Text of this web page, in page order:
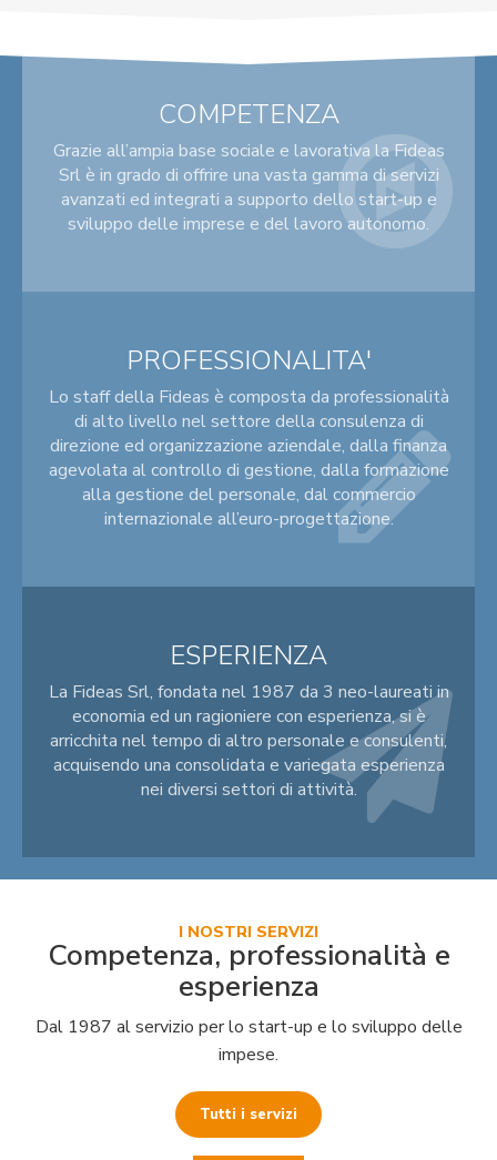
COMPETENZA
Grazie all’ampia base sociale e lavorativa la Fideas
Srl è in grado di offrire una vasta gamma di servizi
avanzati ed integrati a supporto dello start-up e
sviluppo delle imprese e del lavoro autonomo.
PROFESSIONALITA'
Lo staff della Fideas è composta da professionalità
di alto livello nel settore della consulenza di
direzione ed organizzazione aziendale, dalla finanza
agevolata al controllo di gestione, dalla formazione
alla gestione del personale, dal commercio
internazionale all’euro-progettazione.
ESPERIENZA
La Fideas Srl, fondata nel 1987 da 3 neo-laureati in
economia ed un ragioniere con esperienza, si è
arricchita nel tempo di altro personale e consulenti,
acquisendo una consolidata e variegata esperienza
nei diversi settori di attività.
I NOSTRI SERVIZI
Competenza, professionalità e
esperienza
Dal 1987 al servizio per lo start-up e lo sviluppo delle
impese.
Tutti i servizi